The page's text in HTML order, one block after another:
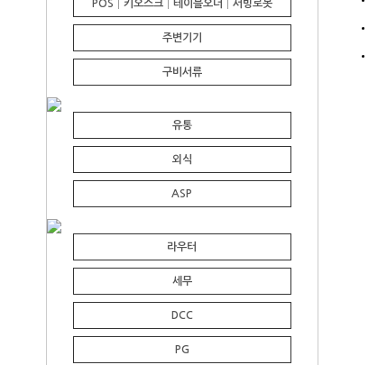
POS│키오스크│테이블오더│서빙로봇
주변기기
구비서류
유통
외식
ASP
라우터
세무
DCC
PG